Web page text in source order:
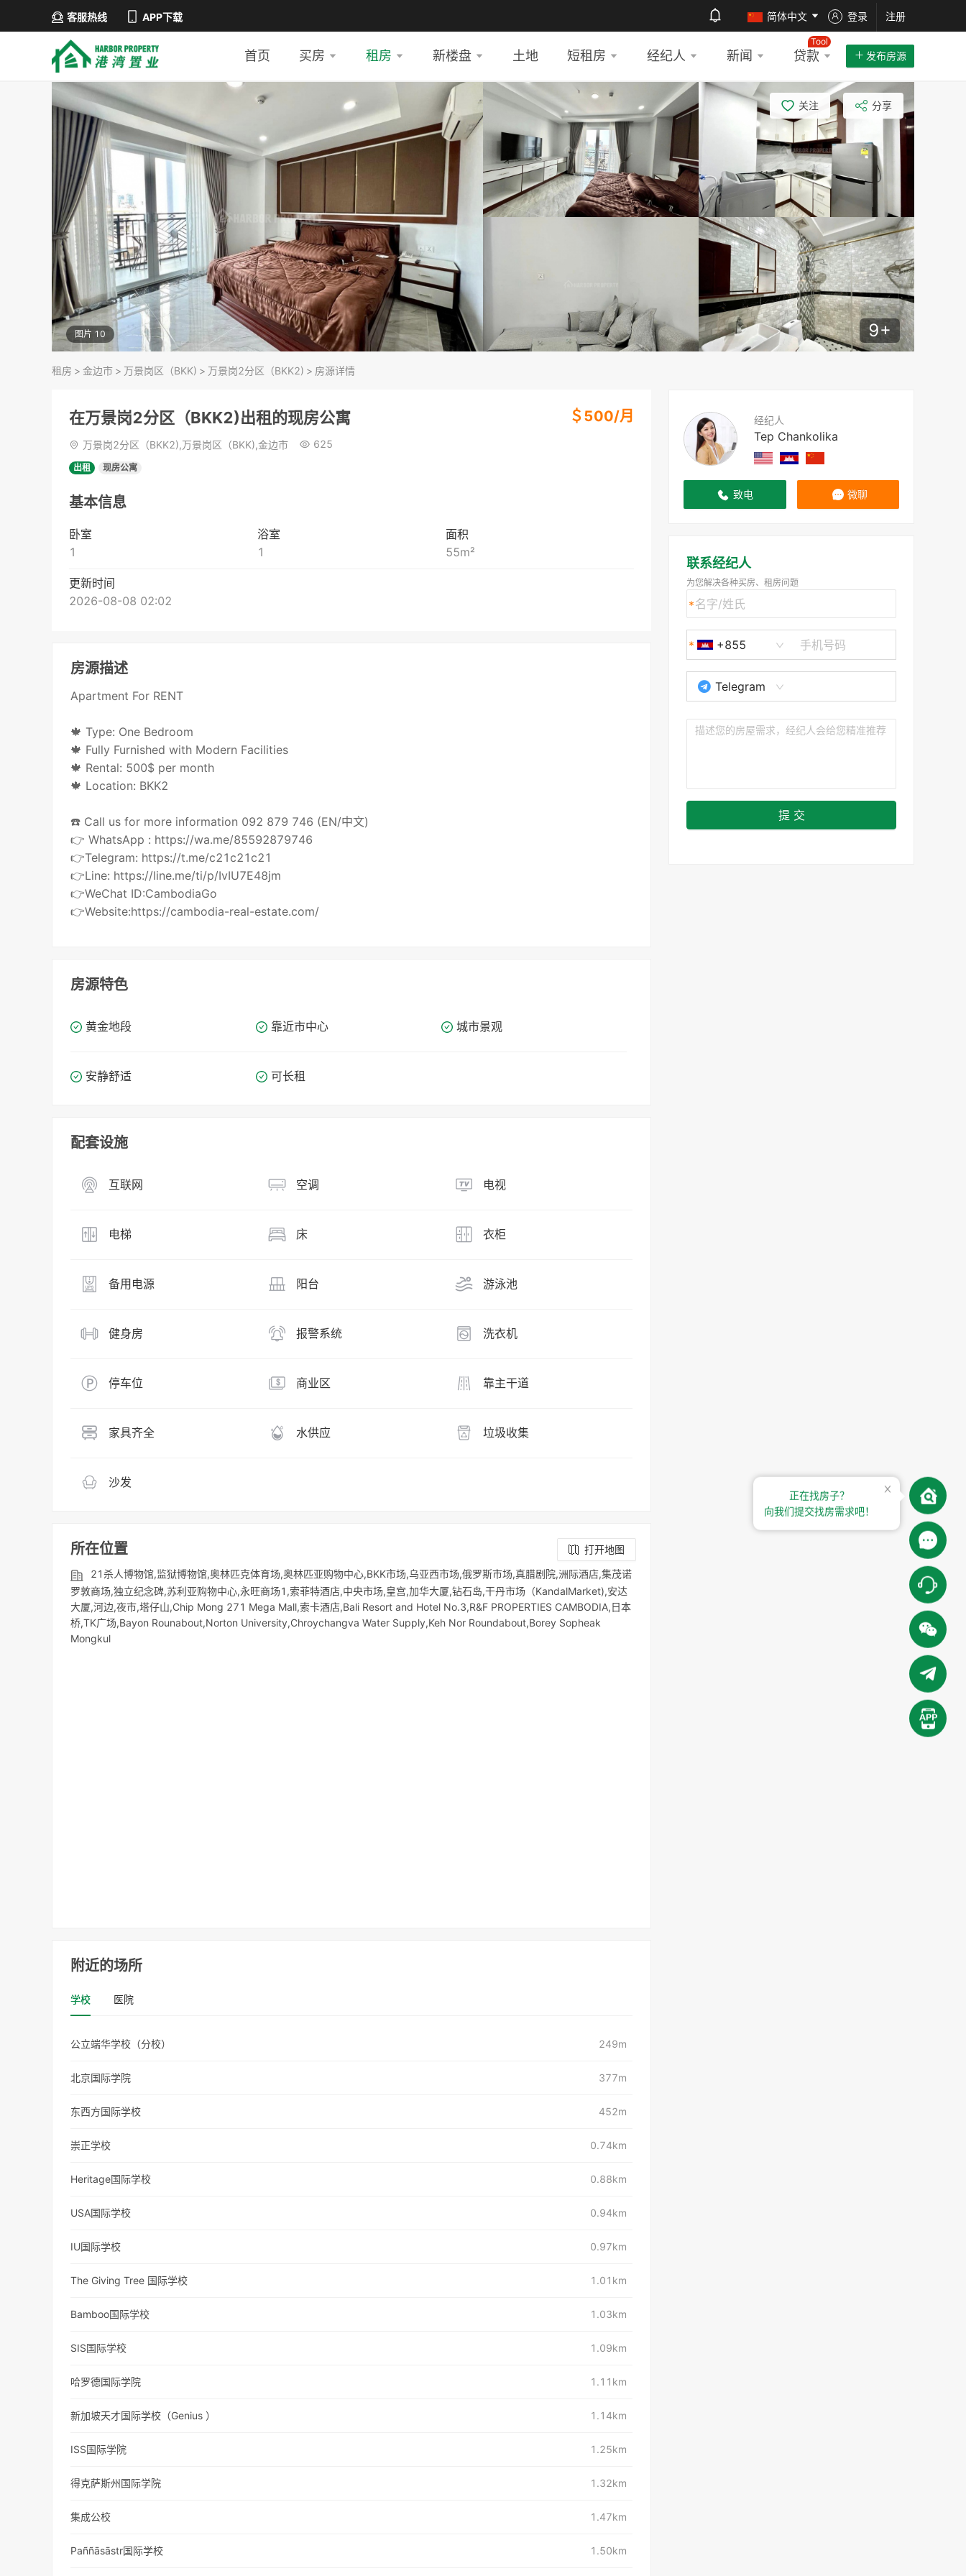
客服热线 APP下载 简体中文 登录 注册
首页 买房 租房 新楼盘 土地 短租房 经纪人 新闻 贷款
Tool
发布房源
图片 10 9+
关注 分享
租房 > 金边市 > 万景岗区（BKK) > 万景岗2分区（BKK2) > 房源详情
经纪人
Tep Chankolika
致电 微聊
联系经纪人
为您解决各种买房、租房问题
+855
Telegram
提 交
在万景岗2分区（BKK2)出租的现房公寓 ＄ 500/月
万景岗2分区（BKK2),万景岗区（BKK),金边市 625
出租 现房公寓
基本信息
卧室
1
浴室
1
面积
55m²
更新时间
2026-08-08 02:02
房源描述
Apartment For RENT
🍁 Type: One Bedroom
🍁 Fully Furnished with Modern Facilities
🍁 Rental: 500$ per month
🍁 Location: BKK2
☎️ Call us for more information 092 879 746 (EN/中文)
👉 WhatsApp : https://wa.me/85592879746
👉Telegram: https://t.me/c21c21c21
👉Line: https://line.me/ti/p/IvIU7E48jm
👉WeChat ID:CambodiaGo
👉Website:https://cambodia-real-estate.com/
房源特色
黄金地段 靠近市中心 城市景观
安静舒适 可长租
配套设施
互联网 空调 电视
电梯 床 衣柜
备用电源 阳台 游泳池
健身房 报警系统 洗衣机
停车位 商业区 靠主干道
家具齐全 水供应 垃圾收集
沙发
所在位置
打开地图
21杀人博物馆,监狱博物馆,奥林匹克体育场,奥林匹亚购物中心,BKK市场,乌亚西市场,俄罗斯市场,真腊剧院,洲际酒店,集茂诺
罗敦商场,独立纪念碑,苏利亚购物中心,永旺商场1,索菲特酒店,中央市场,皇宫,加华大厦,钻石岛,干丹市场（KandalMarket),安达
大厦,河边,夜市,塔仔山,Chip Mong 271 Mega Mall,索卡酒店,Bali Resort and Hotel No.3,R&F PROPERTIES CAMBODIA,日本
桥,TK广场,Bayon Rounabout,Norton University,Chroychangva Water Supply,Keh Nor Roundabout,Borey Sopheak
Mongkul
附近的场所
学校 医院
公立端华学校（分校） 249m
北京国际学院 377m
东西方国际学校 452m
崇正学校 0.74km
Heritage国际学校 0.88km
USA国际学校 0.94km
IU国际学校 0.97km
The Giving Tree 国际学校 1.01km
Bamboo国际学校 1.03km
SIS国际学校 1.09km
哈罗德国际学院 1.11km
新加坡天才国际学校（Genius ） 1.14km
ISS国际学院 1.25km
得克萨斯州国际学院 1.32km
集成公校 1.47km
Paññāsāstr国际学校 1.50km
正在找房子？
向我们提交找房需求吧！